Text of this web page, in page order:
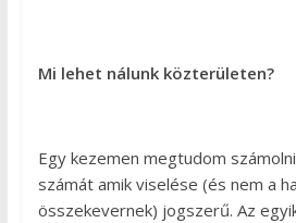
Mi lehet nálunk közterületen?
Egy kezemen megtudom
számát amik viselése (és nem a
összekevernek) jogszerű. Az